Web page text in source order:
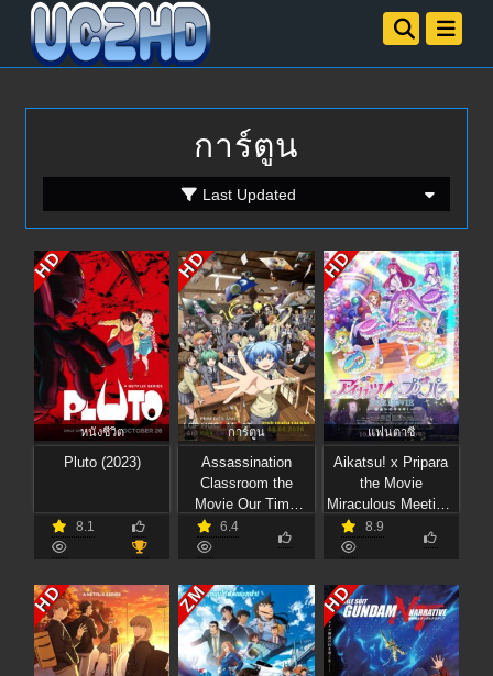
การ์ตูน
Last Updated
HD
หนังชีวิต
Pluto (2023)
8.1
HD
การ์ตูน
Assassination
Classroom the
Movie Our Time
(2026) ห้องเรียนลอบ
สังหาร เดอะ มูฟวี่
6.4
HD
แฟนตาซี
Aikatsu! x Pripara
the Movie
Miraculous Meeting!
(2025) การพบพาน
แห่งปาฏิหาริย์!
8.9
HD ZM HD